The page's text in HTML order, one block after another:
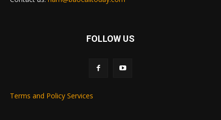
FOLLOW US
Terms and Policy Services